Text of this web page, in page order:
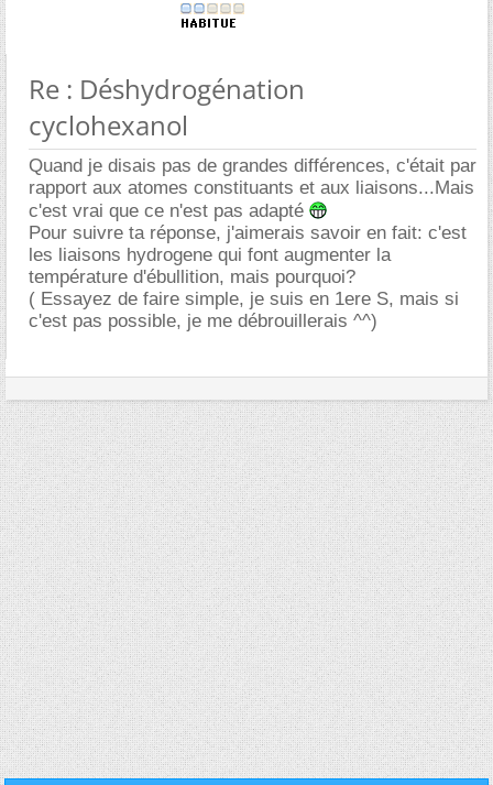
Re : Déshydrogénation
cyclohexanol
Quand je disais pas de grandes différences, c'était par
rapport aux atomes constituants et aux liaisons...Mais
c'est vrai que ce n'est pas adapté
Pour suivre ta réponse, j'aimerais savoir en fait: c'est
les liaisons hydrogene qui font augmenter la
température d'ébullition, mais pourquoi?
( Essayez de faire simple, je suis en 1ere S, mais si
c'est pas possible, je me débrouillerais ^^)